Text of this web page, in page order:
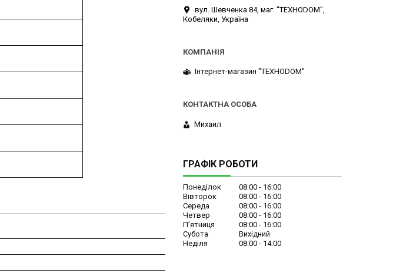
вул. Шевченка 84, маг. "ТЕХНОDOM",
Кобеляки, Україна
Інтернет-магазин "ТЕХНОDOM"
Михаил
ГРАФІК РОБОТИ
Понеділок 08:00
16:00
Вівторок
08:00
16:00
Середа
08:00
16:00
Четвер
08:00
16:00
Пʼятниця
08:00
16:00
Субота
Вихідний
Неділя
08:00 14:00